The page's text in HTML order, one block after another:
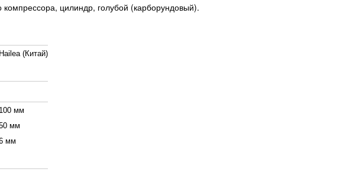
цилиндр, голубой (карборундовый).
Hailea (Китай)
100 мм
мм
мм